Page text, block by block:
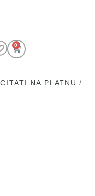
0
CITATI NA PLATNU /